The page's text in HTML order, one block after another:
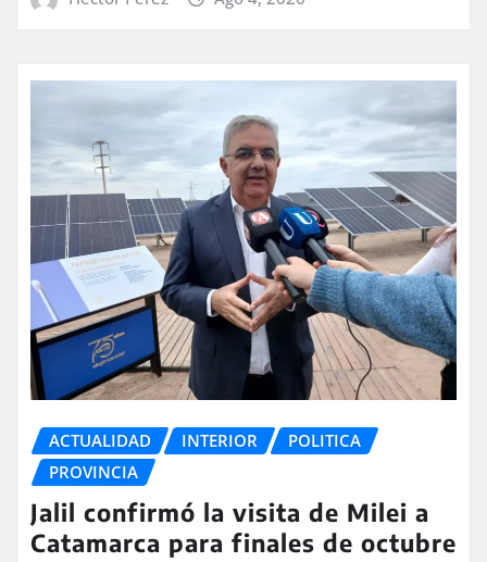
ACTUALIDAD INTERIOR
POLITICA
PROVINCIA
Jalil confirmó la visita de Milei a
Catamarca para finales de octubre